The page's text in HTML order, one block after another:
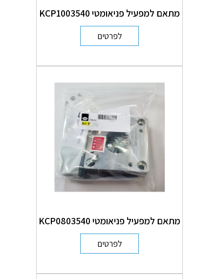
מתאם למפעיל פניאומטי KCP1003540
לפרטים
מתאם למפעיל פניאומטי KCP0803540
לפרטים